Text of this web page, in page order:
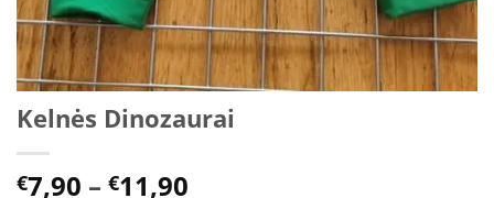
Kelnės Dinozaurai
€7,90 – €11,90